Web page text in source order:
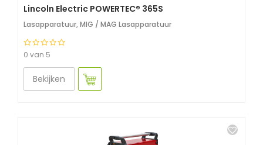
Lincoln Electric POWERTEC® 365S
Lasapparatuur, MIG / MAG Lasapparatuur
0 van 5
Bekijken